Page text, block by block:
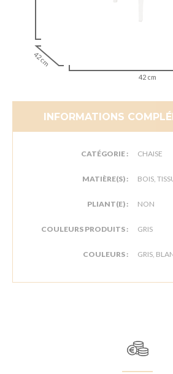
42 cm
42 cm
INFORMATIONS
CATÉGORIE : CHAISE
MATIÈRE(S) : BOIS,
PLIANT(E) : NON
COULEURS PRODUITS : GRIS
COULEURS : GRIS,